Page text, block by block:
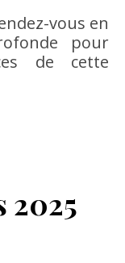
vous en
pour
de cette
2025